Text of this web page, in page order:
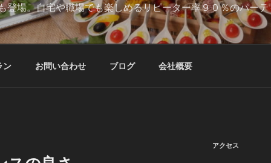
登場。自宅や職場でも楽しめるリピーター率９０％のパー
ン お問い合わせ ブログ 会社概要
アクセス